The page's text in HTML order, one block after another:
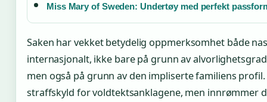
Miss Mary of Sweden: Undertøy med perfekt
Saken har vekket betydelig oppmerksomhet både
internasjonalt, ikke bare på grunn av
men også på grunn av den impliserte familiens
straffskyld for voldtektsanklagene, men innrømmer